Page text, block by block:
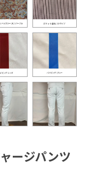
ージパンツ